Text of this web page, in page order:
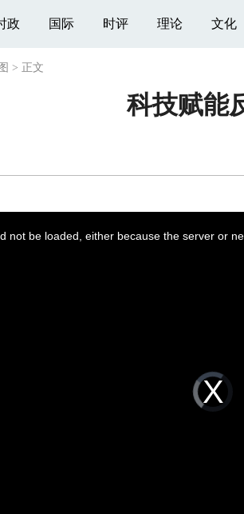
政 国际 时评 理论 文化
> 正文
科技赋能
Video
Player
is
loading.
not be loaded, either because the server or